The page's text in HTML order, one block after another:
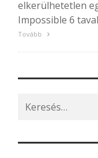
elkerülhetetlen
Impossible 6
Tovább
Search
for: